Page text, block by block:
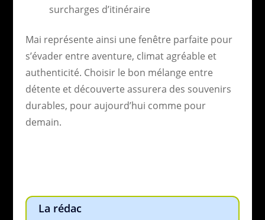
surcharges d’itinéraire
Mai représente ainsi une fenêtre parfaite pour
s’évader entre aventure, climat agréable et
authenticité. Choisir le bon mélange entre
détente et découverte assurera des souvenirs
durables, pour aujourd’hui comme pour
demain.
La rédac